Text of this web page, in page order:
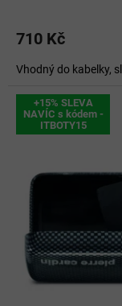
710 Kč
Vhodný do kabelky,
+15% SLEVA
NAVÍC s kódem -
ITBOTY15